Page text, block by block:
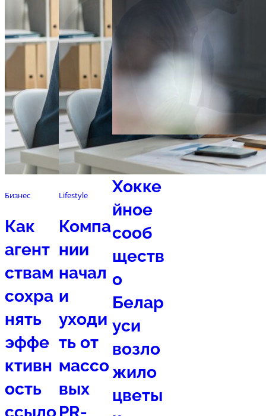
Бизнес
Как
агент
ствам
сохра
нять
эффе
ктивн
ость
Lifestyle
Компа
нии
начал
и
уходи
ть от
массо
вых
Спорт
Хокке
йное
сооб
ществ
о
Белар
уси
возло
жило
цветы